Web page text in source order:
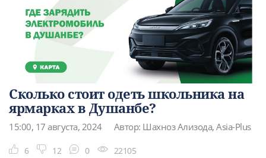
Сколько стоит одеть школьника на
ярмарках в Душанбе?
15:00, 17 августа, 2024 Автор: Шахноз Ализода, Asia-Plus
6 12 0 22105